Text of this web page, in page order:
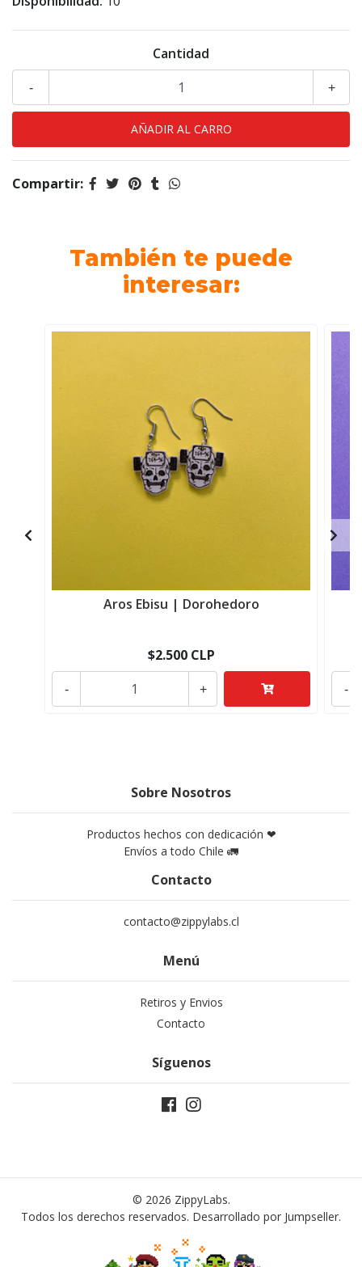
Cantidad
+
-
Compartir:
También te puede
interesar:
Aros Ebisu | Dorohedoro
$2.500 CLP
+
- -
Sobre Nosotros
Productos hechos con dedicación ❤
Envíos a todo Chile 🚛
Contacto
contacto@zippylabs.cl
Menú
Retiros y Envios
Contacto
Síguenos
© 2026 ZippyLabs.
Todos los derechos reservados. Desarrollado por Jumpseller.